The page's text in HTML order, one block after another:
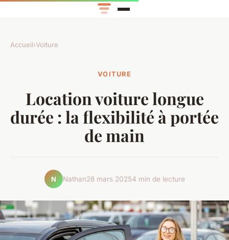
Accueil›Voiture
VOITURE
Location voiture longue
durée : la flexibilité à portée
de main
N Nathan28 mars 20254 min de lecture